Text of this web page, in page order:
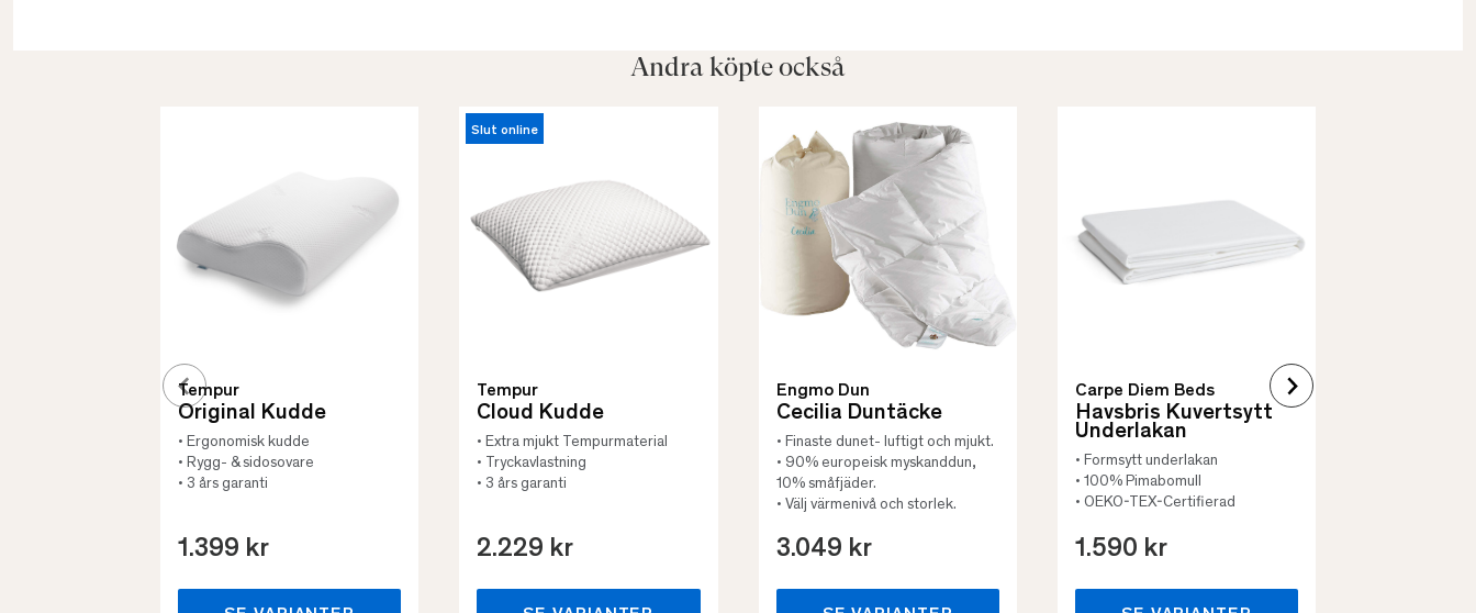
Andra köpte också
Tempur
Original Kudde
• Ergonomisk kudde
• Rygg- & sidosovare
• 3 års garanti
1.399 kr
Slut online
Tempur
Cloud Kudde
• Extra mjukt Tempurmaterial
• Tryckavlastning
• 3 års garanti
2.229 kr
Engmo Dun
Cecilia Duntäcke
• Finaste dunet- luftigt och mjukt.
• 90% europeisk myskanddun,
10% småfjäder.
• Välj värmenivå och storlek.
3.049 kr
Carpe Diem Beds
Havsbris Kuvertsytt
Underlakan
• Formsytt underlakan
• 100% Pimabomull
• OEKO-TEX-Certifierad
1.590 kr